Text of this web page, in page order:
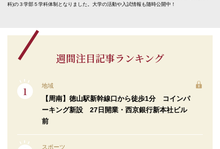
科)の３学部５学科体制となりました。大学の活動や入試情報も随時公開中！
週間注目記事ランキング
地域
【周南】徳山駅新幹線口から徒歩1分 コインパ
ーキング新設 27日開業・西京銀行新本社ビル
前
スポーツ